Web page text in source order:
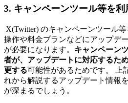
3. キャンペーンツール等を
X(Twitter) のキャンペーンツール
操作や料金プランなどにアップデ
が必要になります。 キャンペーン
者が、アップデートに対応するた
更する可能性があるためです。 上
れから解説するアップデート情報
が深まるでしょう。